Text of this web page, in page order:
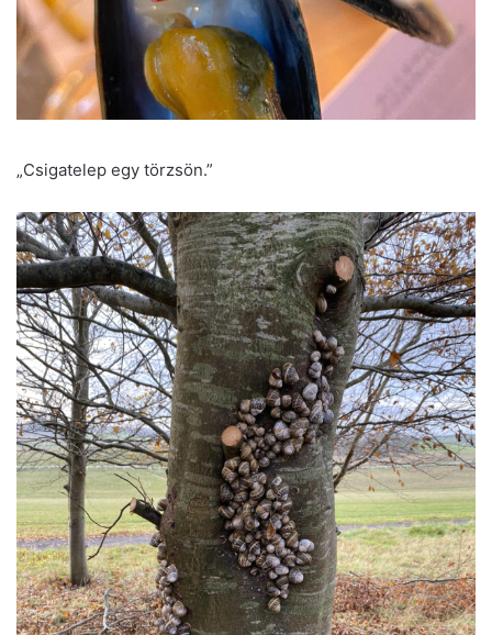
„Csigatelep egy törzsön.”